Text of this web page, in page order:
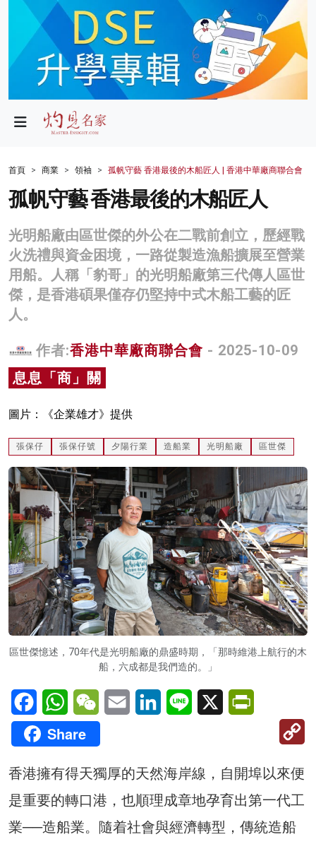
政局
財經
生活
商業
科技
灼見活動
首頁 商業 領袖 孤帆守藝 香港最後的木船匠人 | 香港中華廠商聯合會
孤帆守藝 香港最後的木船匠人
光明船廠由區世傑的外公在二戰前創立，歷經戰
火洗禮與資金困境，一路從製造漁船擴展至營業
用船。人稱「豹哥」的光明船廠第三代傳人區世
傑，是香港碩果僅存仍堅持中式木船工藝的匠
人。
作者:香港中華廠商聯合會 - 2025-10-09
息息「商」關
圖片：《企業雄才》提供
張保仔 張保仔號 夕陽行業 造船業 光明船廠 區世傑
區世傑憶述，70年代是光明船廠的鼎盛時期，「那時維港上航行的木
船，六成都是我們造的。」
FacebookWhatsAppWeChatEmail LinkedInLine X
Share
香港擁有得天獨厚的天然海岸線，自開埠以來便
是重要的轉口港，也順理成章地孕育出第一代工
業──造船業。隨着社會與經濟轉型，傳統造船